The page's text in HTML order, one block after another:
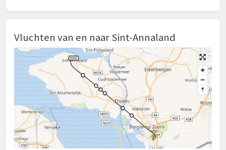
Vluchten van en naar Sint-Annaland